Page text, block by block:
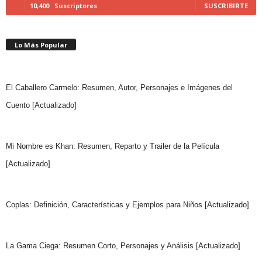
10,400 Suscriptores SUSCRIBIRTE
Lo Más Popular
El Caballero Carmelo: Resumen, Autor, Personajes e Imágenes del
Cuento [Actualizado]
Mi Nombre es Khan: Resumen, Reparto y Trailer de la Película
[Actualizado]
Coplas: Definición, Características y Ejemplos para Niños [Actualizado]
La Gama Ciega: Resumen Corto, Personajes y Análisis [Actualizado]